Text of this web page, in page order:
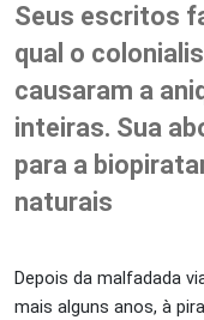
Seus escritos
qual o
causaram a
inteiras. Sua
para a
naturais
Depois da malfadada
mais alguns anos, à